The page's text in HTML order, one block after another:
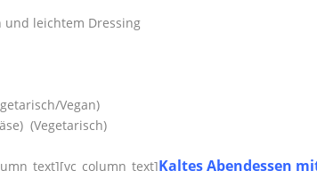
leichtem Dressing
Vegan)
(Vegetarisch)
Kaltes Abendessen